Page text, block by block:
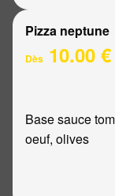
Pizza neptune
Dès 10.00 €
Base sauce
oeuf, olives